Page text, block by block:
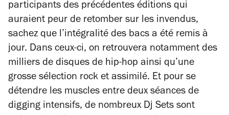
participants des précédentes éditions qui
auraient peur de retomber sur les invendus,
sachez que l’intégralité des bacs a été remis à
jour. Dans ceux-ci, on retrouvera notamment des
milliers de disques de hip-hop ainsi qu’une
grosse sélection rock et assimilé. Et pour se
détendre les muscles entre deux séances de
digging intensifs, de nombreux Dj Sets sont